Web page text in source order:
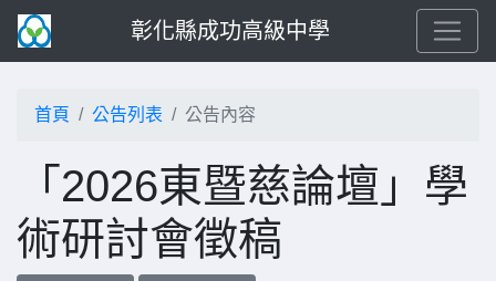
彰化縣成功高級中學
首頁 公告列表 公告內容
「2026東暨慈論壇」學
術研討會徵稿